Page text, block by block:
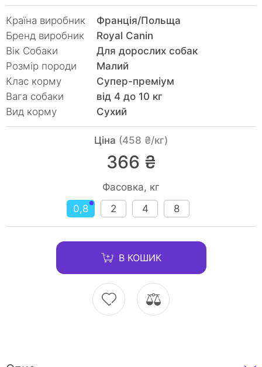
Країна виробник
Франція/Польща
Бренд виробник
Royal Canin
Вік Собаки
Для дорослих собак
Розмір породи
Малий
Клас корму
Супер-преміум
Вага собаки
від 4 до 10 кг
Вид корму
Сухий
Ціна (458 ₴/кг)
366 ₴
Фасовка, кг
0,8
2 4 8
В КОШИК